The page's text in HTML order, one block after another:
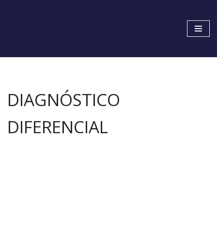
DIAGNÓSTICO
DIFERENCIAL